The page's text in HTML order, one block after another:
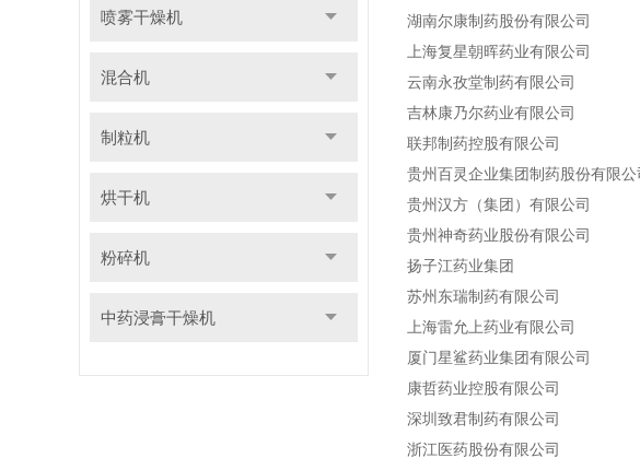
喷雾干燥机
混合机
制粒机
烘干机
粉碎机
中药浸膏干燥机
湖南尔康制药股份有限公司
上海复星朝晖药业有限公司
云南永孜堂制药有限公司
吉林康乃尔药业有限公司
联邦制药控股有限公司
贵州百灵企业集团制药股份有限公
贵州汉方（集团）有限公司
贵州神奇药业股份有限公司
扬子江药业集团
苏州东瑞制药有限公司
上海雷允上药业有限公司
厦门星鲨药业集团有限公司
康哲药业控股有限公司
深圳致君制药有限公司
浙江医药股份有限公司